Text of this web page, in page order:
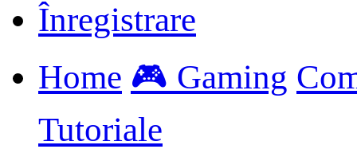
Înregistrare
Home 🎮 Gaming
Tutoriale